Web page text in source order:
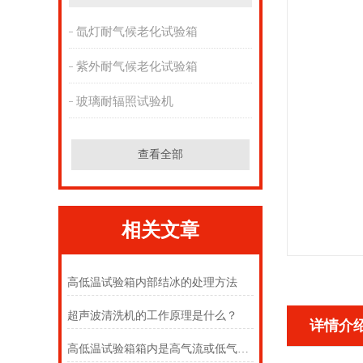
氙灯耐气候老化试验箱
紫外耐气候老化试验箱
玻璃耐辐照试验机
查看全部
相关文章
高低温试验箱内部结冰的处理方法
超声波清洗机的工作原理是什么？
高低温试验箱箱内是高气流或低气流速度的确定方法
详情介